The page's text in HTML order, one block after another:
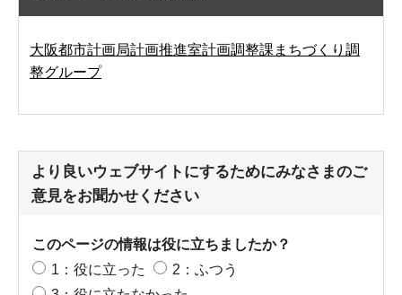
大阪都市計画局計画推進室計画調整課まちづくり調
整グループ
より良いウェブサイトにするためにみなさまのご
意見をお聞かせください
このページの情報は役に立ちましたか？
1：役に立った
2：ふつう